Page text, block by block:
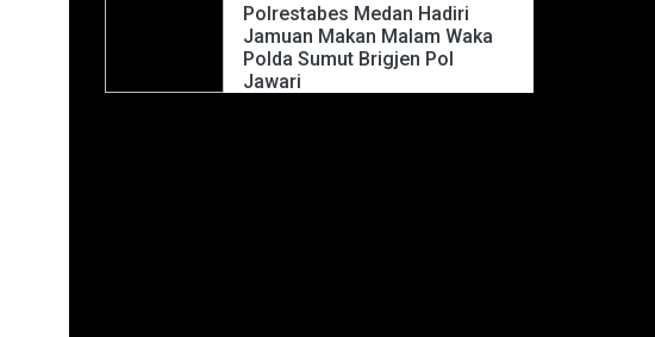
Polrestabes Medan Hadiri
Jamuan Makan Malam Waka
Polda Sumut Brigjen Pol
Jawari